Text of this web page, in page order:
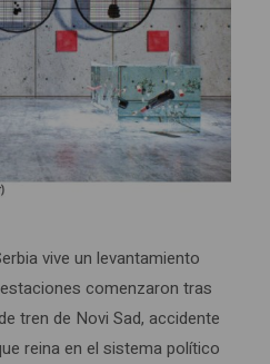
vive un levantamiento
comenzaron tras
tren de Novi Sad, accidente
reina en el sistema político